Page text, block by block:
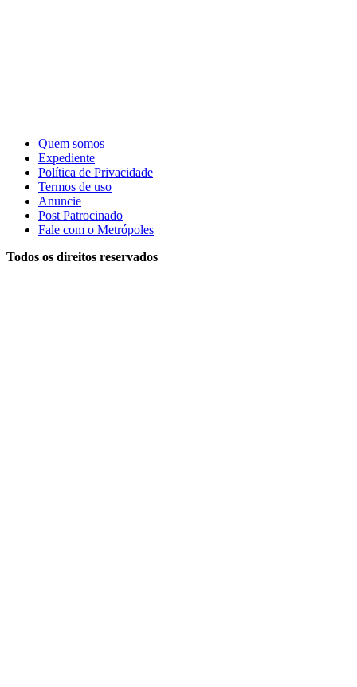
Quem somos
Expediente
Política de Privacidade
Termos de uso
Anuncie
Post Patrocinado
Fale com o Metrópoles
Todos os direitos reservados